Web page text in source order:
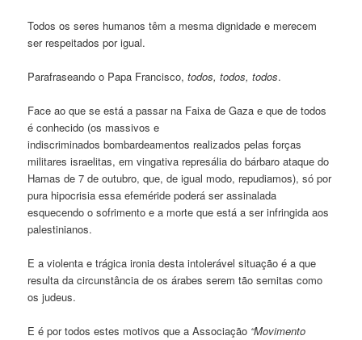
Todos os seres humanos têm a mesma dignidade e merecem
ser respeitados por igual.
Parafraseando o Papa Francisco,todos, todos, todos.
Face ao que se está a passar na Faixa de Gaza e que de todos
é conhecido (os massivos e
indiscriminados bombardeamentos realizados pelas forças
militares israelitas, em vingativa represália do bárbaro ataque do
Hamas de 7 de outubro, que, de igual modo, repudiamos), só por
pura hipocrisia essa efeméride poderá ser assinalada
esquecendo o sofrimento e a morte que está a ser infringida aos
palestinianos.
E a violenta e trágica ironia desta intolerável situação é a que
resulta da circunstância de os árabes serem tão semitas como
os judeus.
E é por todos estes motivos que a Associação “Movimento